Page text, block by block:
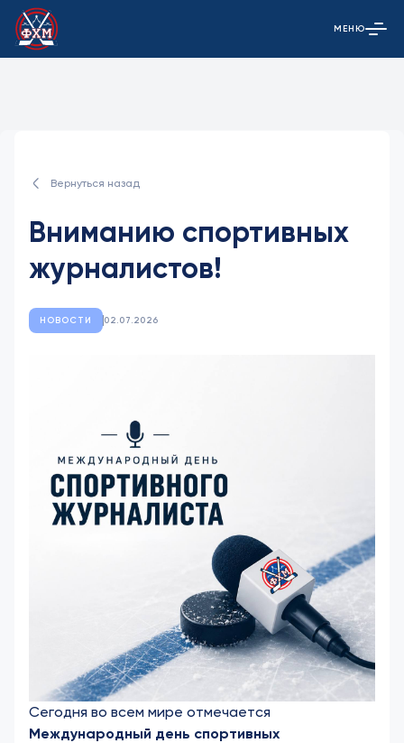
Открыть
МЕНЮ
Вернуться назад
Вниманию спортивных
журналистов!
НОВОСТИ 02.07.2026
Сегодня во всем мире отмечается
Международный день спортивных